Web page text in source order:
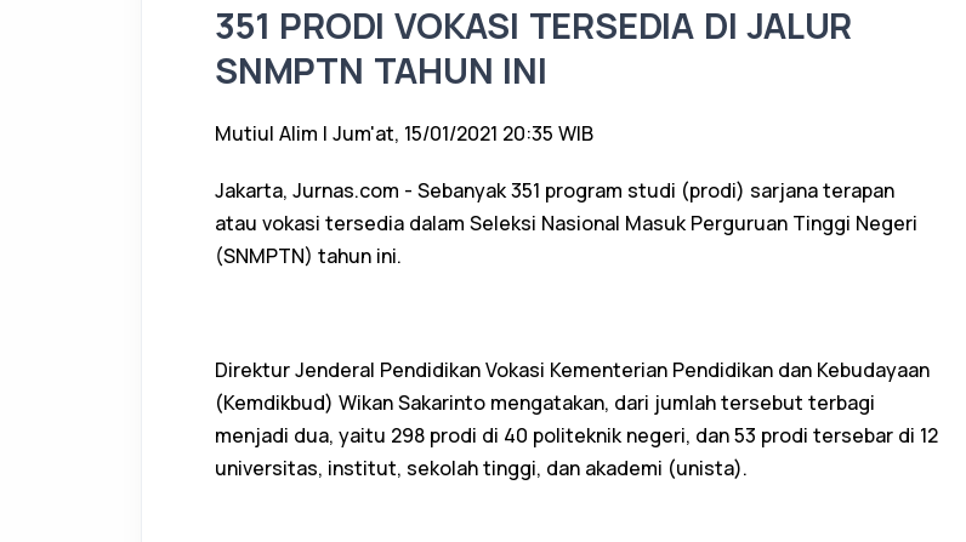
351 PRODI VOKASI TERSEDIA DI JALUR
SNMPTN TAHUN INI
Mutiul Alim | Jum'at, 15/01/2021 20:35 WIB
Jakarta, Jurnas.com - Sebanyak 351 program studi (prodi) sarjana terapan
atau vokasi tersedia dalam Seleksi Nasional Masuk Perguruan Tinggi Negeri
(SNMPTN) tahun ini.
Direktur Jenderal Pendidikan Vokasi Kementerian Pendidikan dan Kebudayaan
(Kemdikbud) Wikan Sakarinto mengatakan, dari jumlah tersebut terbagi
menjadi dua, yaitu 298 prodi di 40 politeknik negeri, dan 53 prodi tersebar di 12
universitas, institut, sekolah tinggi, dan akademi (unista).